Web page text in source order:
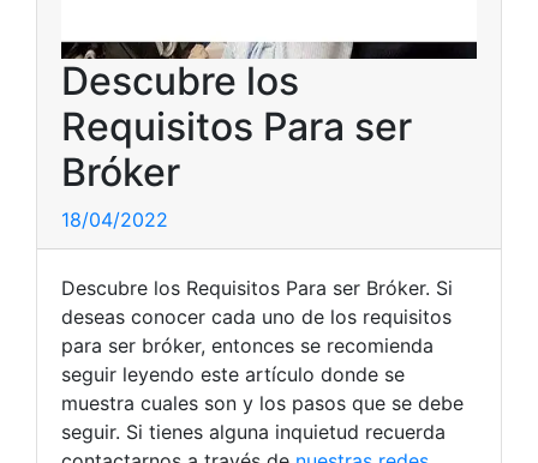
Descubre los
Requisitos Para ser
Bróker
18/04/2022
Descubre los Requisitos Para ser Bróker. Si
deseas conocer cada uno de los requisitos
para ser bróker, entonces se recomienda
seguir leyendo este artículo donde se
muestra cuales son y los pasos que se debe
seguir. Si tienes alguna inquietud recuerda